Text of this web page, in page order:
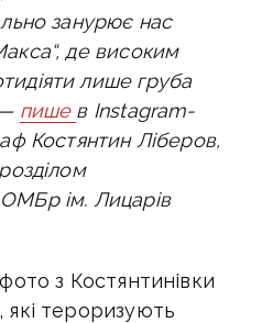
занурює нас
де високим
лише груба
пише в Instagram-
Костянтин Ліберов,
ім. Лицарів
з Костянтинівки
які тероризують